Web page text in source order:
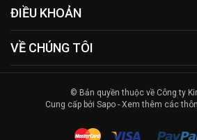
ĐIỀU KHOẢN
VỀ CHÚNG TÔI
© Bản quyền thuộc về Công ty
Cung cấp bởi Sapo - Xem thêm các